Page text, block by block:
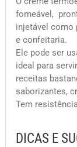
forneável,
injetável como
e confeitaria.
Ele pode ser
ideal para
receitas
saborizantes,
Tem
DICAS E